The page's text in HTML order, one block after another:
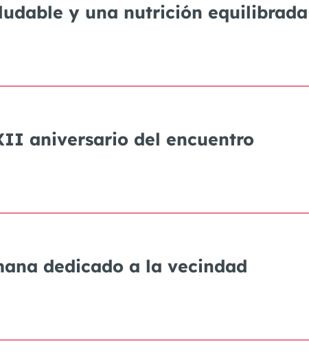
y una nutrición equilibrada
aniversario del encuentro
dedicado a la vecindad